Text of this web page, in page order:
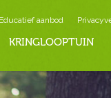
Educatief aanbod
KRINGLOOPTUIN